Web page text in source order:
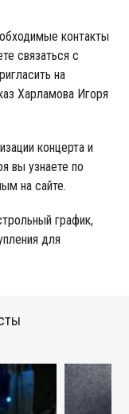
контакты
связаться с
на
Харламова Игоря
концерта и
вы узнаете по
на сайте.
график,
для